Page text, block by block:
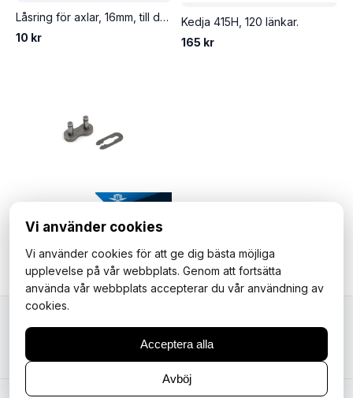
Låsring för axlar, 16mm, till drevaxel på Puch m.fl.
10 kr
Kedja 415H, 120 länkar.
165 kr
Kedjelås till 415H kedja.
12 kr
Mopedfantasterna
Vi använder cookies
Vi använder cookies för att ge dig bästa möjliga
upplevelse på vår webbplats. Genom att fortsätta
använda vår webbplats accepterar du vår användning av
cookies.
Acceptera alla
Avböj